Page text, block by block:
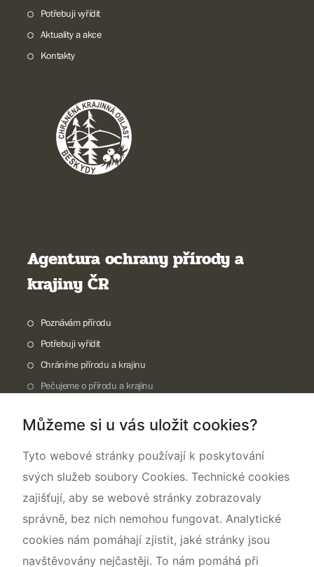
Potřebuji vyřídit
Aktuality a akce
Kontakty
Agentura ochrany přírody a
krajiny ČR
Poznávám přírodu
Potřebuji vyřídit
Chráníme přírodu a krajinu
Pečujeme o přírodu a krajinu
O nás
Můžeme si u vás uložit cookies?
Tyto webové stránky používají k poskytování
svých služeb soubory Cookies. Technické cookies
zajišťují, aby se webové stránky zobrazovaly
správně, bez nich nemohou fungovat. Analytické
cookies nám pomáhají zjistit, jaké stránky jsou
navštěvovány nejčastěji. To nám pomáhá při